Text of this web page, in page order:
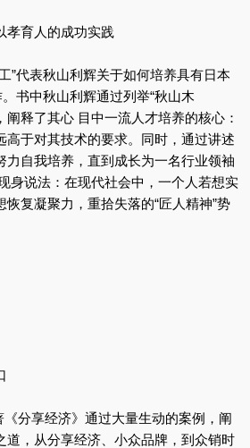
孝育人的成功实践
”代表秋山利辉关于如何培养具有日本
书中秋山利辉通过列举“秋山木
阐释了其心 目中一流人才培养的核心：
高于对其技术的要求。同时，通过讲述
力自我培养，直到成长为一名行业领袖
身说法：在现代社会中，一个人若想实
复凝聚力，重拾失落的“匠人精神”势
分享经济》通过大量生动的案例，阐
道，从分享经济、小众品牌，到众销时